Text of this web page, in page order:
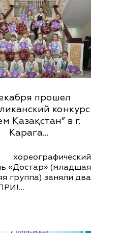
прошел
конкурс
Қазақстан” в г.
Карага…
«Достар» (младшая
группа) заняли два